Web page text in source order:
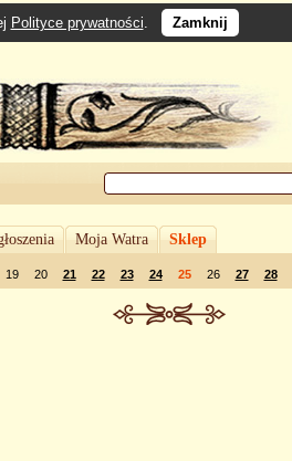
Polityce prywatności. Zamknij
Moja Watra Sklep
19 20 21 22 23 24 25 26 27 28